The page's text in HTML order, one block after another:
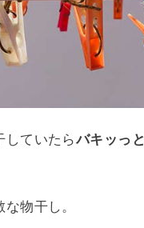
していたらバキッっと
物干し。